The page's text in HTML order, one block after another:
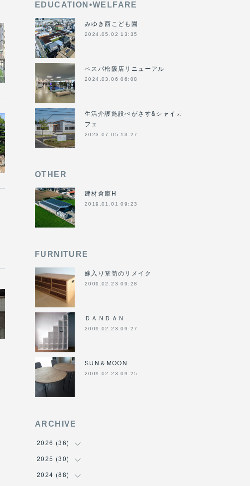
EDUCATION•WELFARE
みゆき西こども園
2024.05.02 13:35
ベスパ松阪店リニューアル
2024.03.06 06:08
生活介護施設ぺがさす&シャイカ
フェ
2023.07.05 13:27
OTHER
建材倉庫H
2019.01.01 09:23
FURNITURE
嫁入り箪笥のリメイク
2009.02.23 09:28
ＤＡＮＤＡＮ
2009.02.23 09:27
SUN＆MOON
2009.02.23 09:25
ARCHIVE
2026 (36)
(3)
(4)
2025 (30)
(6)
2024 (88)